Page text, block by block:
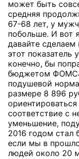
может быть
средняя
67-68 лет, у
побольше. И вот
давайте
этот показатель
конечно, бы
бюджетом
подушевой
размере 8 896
соответствие с
уменьшение,
2016 годом стал
если мы в
людей около 20